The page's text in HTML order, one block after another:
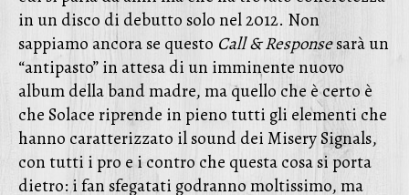
in un disco di debutto solo nel 2012. Non
sappiamo ancora se questo Call & Responsesarà un
“antipasto” in attesa di un imminente nuovo
album della band madre, ma quello che è certo è
che Solace riprende in pieno tutti gli elementi che
hanno caratterizzato il sound dei Misery Signals,
con tutti i pro e i contro che questa cosa si porta
dietro: i fan sfegatati godranno moltissimo, ma